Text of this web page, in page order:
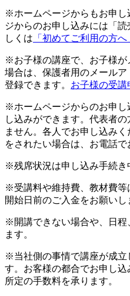
※ホームページからもお申し
ジからのお申し込みには「
しくは 「初めてご利用の方へ
※お子様の講座で、お子様が
場合は、保護者用のメール
登録できます。 お子様の受
※ホームページからのお申し
し込みができます。代表者
ません。各人でお申し込み
をされたい場合は、お電話で
※残席状況は申し込み手続き
※受講料や維持費、教材費等
開始日前のご入金をお願いし
※開講できない場合や、日程
ます。
※当社側の事情で講座が成立
す。お客様の都合でお申し込
所定の手数料を承ります。